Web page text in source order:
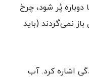
پُر شود، چرخ
نمی‌گردند (باید
اشاره کرد. آب